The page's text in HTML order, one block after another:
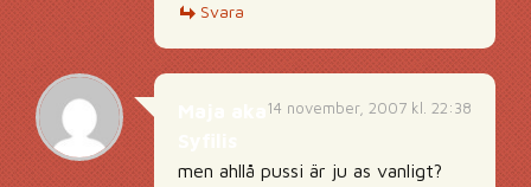
Svara
14 november, 2007 kl. 22:38
men ahllå pussi är ju as vanligt?